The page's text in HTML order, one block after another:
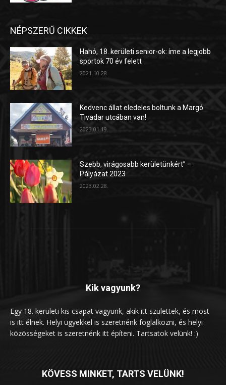
NÉPSZERŰ CIKKEK
Hahó, 18. kerületi senior-ok: íme a legjobb
sportok 70 év felett
2021.10.28.
Kedvenc állat eledeles boltunk a Margó
Tivadar utcában van!
2023.01.19.
Szebb, virágosabb kerületünkért” –
Pályázat 2023
2023.02.28.
Kik vagyunk?
Egy 18. kerületi kis csapat vagyunk, akik itt születtek, és most
is itt élnek. Helyi ügyekkel is szeretnénk foglalkozni, és helyi
közösségeket is szeretnénk itt építeni. Tartsatok velünk! :)
KÖVESS MINKET, TARTS VELÜNK!